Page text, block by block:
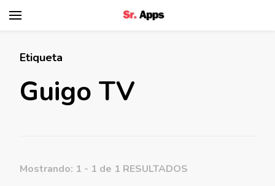
Etiqueta
Guigo TV
Mostrando: 1 - 1 de 1 RESULTADOS